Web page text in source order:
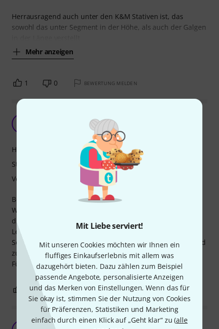
Mit Liebe serviert!
Mit unseren Cookies möchten wir Ihnen ein
fluffiges Einkaufserlebnis mit allem was
dazugehört bieten. Dazu zählen zum Beispiel
passende Angebote, personalisierte Anzeigen
und das Merken von Einstellungen. Wenn das für
Sie okay ist, stimmen Sie der Nutzung von Cookies
für Präferenzen, Statistiken und Marketing
einfach durch einen Klick auf „Geht klar“ zu (alle
Herrausragend auch unter den K&M Stativen ist, das
sowohl das unter Segment in der Höhe, als auch der Galgen
Mehr anzeigen
1 0 BEWERTUNG MELDEN
Michael9153 03.04.2022
Bei mir hängen sämtliche Gitarren an den genialen K&M
Wandhaltern. Diese überzeugende Qualität setzt sich in
diesem Mikrofonstativ fort. Schnell auf- und abbaubar.
Leicht zu transportieren und - das ist das Entscheidende:
Solide und schwer genug, um dem Mikrofon sicheren Stand
zu bieten. Made in Germany, wie man es von früher kennt.
Für den Preis unschlagbar.
Handling
Stabilität
Verarbeitung
0 BEWERTUNG MELDEN
Die Besten am Markt !